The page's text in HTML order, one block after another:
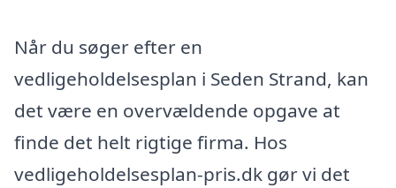
Når du søger efter en
vedligeholdelsesplan i Seden Strand, kan
det være en overvældende opgave at
finde det helt rigtige firma. Hos
vedligeholdelsesplan-pris.dk gør vi det